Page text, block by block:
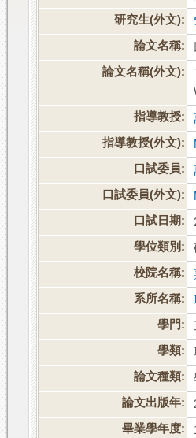
研究生(外文):
論文名稱:
論文名稱(外文):
指導教授:
指導教授(外文):
口試委員:
口試委員(外文):
口試日期:
學位類別:
校院名稱:
系所名稱:
學門:
學類:
論文種類:
論文出版年:
畢業學年度: